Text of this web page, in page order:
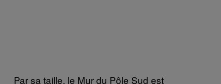
Par sa taille, le Mur du Pôle Sud est